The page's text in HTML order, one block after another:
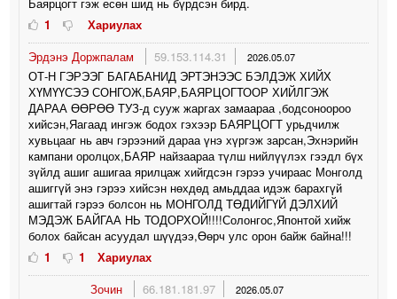
1
Хариулах
Эрдэнэ Доржпалам
59.153.114.31 2026.05.07
ОТ-Н ГЭРЭЭГ БАГАБАНИД ЭРТЭНЭЭС БЭЛДЭЖ ХИЙХ
ХҮМҮҮСЭЭ СОНГОЖ,БАЯР,БАЯРЦОГТООР ХИЙЛГЭЖ
ДАРАА ӨӨРӨӨ ТУЗ-д сууж жаргах замаараа ,бодсоноороо
хийсэн,Яагаад ингэж бодох гэхээр БАЯРЦОГТ урьдчилж
хувьцааг нь авч гэрээний дараа үнэ хүргэж зарсан,Эхнэрийн
кампани оролцох,БАЯР найзаараа түлш нийлүүлэх гээдл бүх
зүйлд ашиг ашигаа ярилцаж хийгдсэн гэрээ учираас Монголд
ашиггүй энэ гэрээ хийсэн нөхдөд амьддаа идэж барахгүй
ашигтай гэрээ болсон нь МОНГОЛД ТӨДИЙГҮЙ ДЭЛХИЙ
МЭДЭЖ БАЙГАА НЬ ТОДОРХОЙ!!!!Солонгос,Японтой хийж
болох байсан асуудал шүүдээ,Өөрч улс орон байж байна!!!
1
1
Хариулах
Зочин
66.181.181.97 2026.05.07